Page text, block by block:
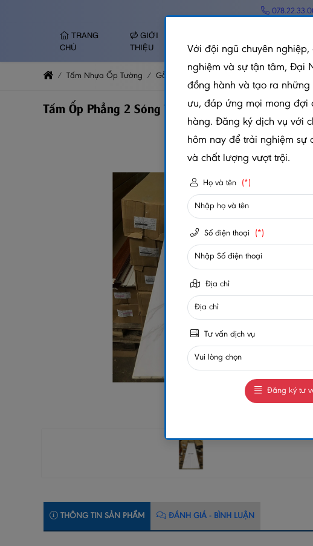
TRANG
CHỦ
GIỚI
THIỆU
TƯỜNG
Tấm Nhựa Ốp Tường Gỗ Nhựa Ốp Tường Trần
Tấm Ốp Phẳng 2 Sóng Thấp DN2ST-A001
THÔNG TIN SẢN PHẨM ĐÁNH GIÁ - BÌNH LUẬN
Với đội ngũ chuyên nghiệp,
nghiệm và sự tận tâm, Đại
đồng hành và tạo ra
ưu, đáp ứng mọi mong đợi
hàng. Đăng ký dịch vụ với
hôm nay để trải nghiệm sự
và chất lượng vượt trội.
Họ và tên (*)
Số điện thoại (*)
Địa chỉ
Tư vấn dịch vụ
Đăng ký tư